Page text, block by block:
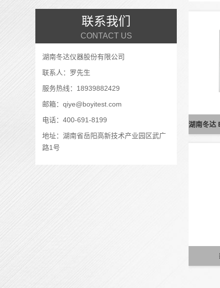
联系我们
CONTACT US
湖南冬达仪器股份有限公司
联系人：罗先生
服务热线：18939882429
邮箱：qiye@boyitest.com
电话：400-691-8199
地址：湖南省岳阳高新技术产业园区武广
路1号